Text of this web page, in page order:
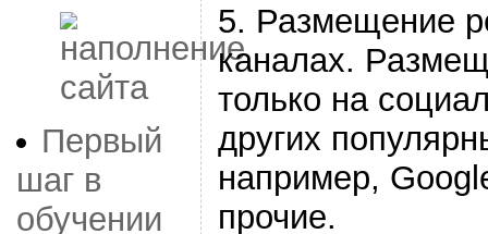
Первый
шаг в
обучении
5. Размещение
каналах.
только на
других
например,
прочие.